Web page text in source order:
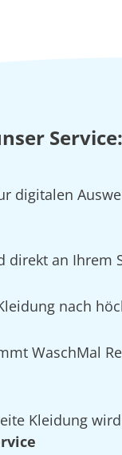
digitalen
direkt an Ihrem
nach
WaschMal
Kleidung